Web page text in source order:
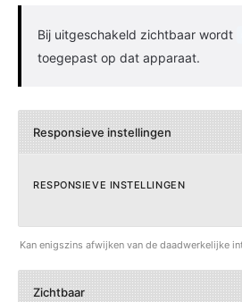
Bij uitgeschakeld zichtbaar wordt
toegepast op dat apparaat.
Responsieve instellingen
RESPONSIEVE INSTELLINGEN
Kan enigszins afwijken van de daadwerkelijke
Zichtbaar